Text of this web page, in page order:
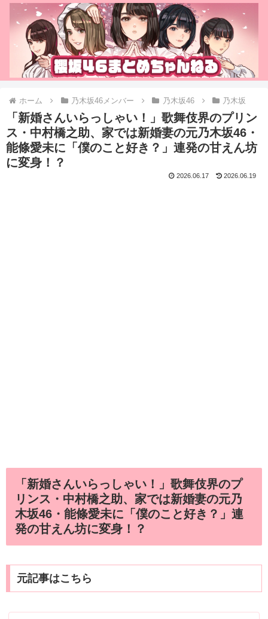
ホーム 乃木坂46メンバー 乃木坂46 乃木坂
「新婚さんいらっしゃい！」歌舞伎界のプリン
ス・中村橋之助、家では新婚妻の元乃木坂46・
能條愛未に「僕のこと好き？」連発の甘えん坊
に変身！？
2026.06.17 2026.06.19
「新婚さんいらっしゃい！」歌舞伎界のプ
リンス・中村橋之助、家では新婚妻の元乃
木坂46・能條愛未に「僕のこと好き？」連
発の甘えん坊に変身！？
元記事はこちら